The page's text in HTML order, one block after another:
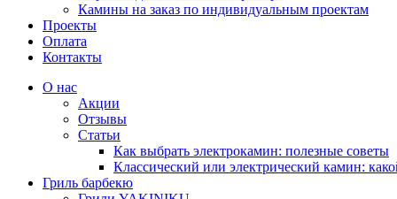
Камины на заказ по индивидуальным проектам
Проекты
Оплата
Контакты
О нас
Акции
Отзывы
Статьи
Как выбрать электрокамин: полезные советы
Классический или электрический камин:
Гриль барбекю